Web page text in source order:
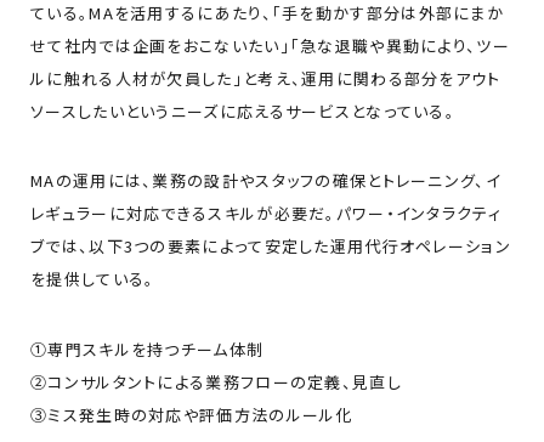
ている。MAを活用するにあたり、「手を動かす部分は外部にまか
せて社内では企画をおこないたい」「急な退職や異動により、ツー
ルに触れる人材が欠員した」と考え、運用に関わる部分をアウト
ソースしたいというニーズに応えるサービスとなっている。
MAの運用には、業務の設計やスタッフの確保とトレーニング、イ
レギュラーに対応できるスキルが必要だ。パワー・インタラクティ
ブでは、以下3つの要素によって安定した運用代行オペレーション
を提供している。
①専門スキルを持つチーム体制
②コンサルタントによる業務フローの定義、見直し
③ミス発生時の対応や評価方法のルール化